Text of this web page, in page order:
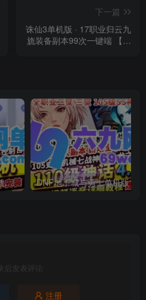
下一篇
诛仙3单机版 · 17职业归云九
旒装备副本99次一键端 【精
梦幻西游单机版红尘西游2微变独家打造龙魂抽奖令牌四象神兽
后发表评论
注册